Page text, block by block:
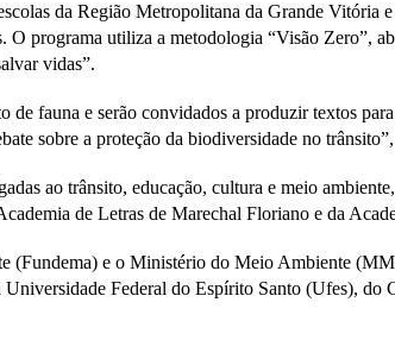
da Região Metropolitana da Grande Vitória
programa utiliza a metodologia “Visão Zero”,
vidas”.
fauna e serão convidados a produzir textos
sobre a proteção da biodiversidade no
ao trânsito, educação, cultura e meio
de Letras de Marechal Floriano e da
(Fundema) e o Ministério do Meio Ambiente
Federal do Espírito Santo (Ufes), do